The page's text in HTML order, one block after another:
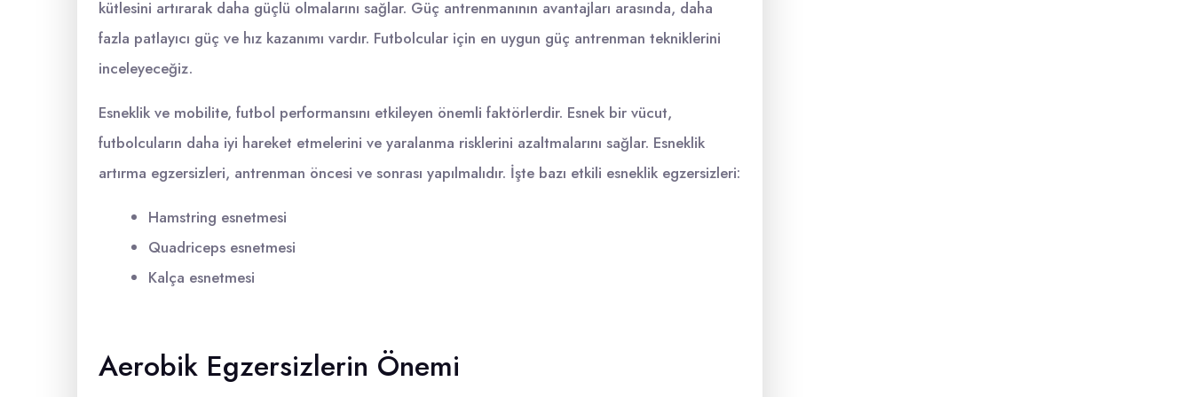
kütlesini artırarak daha güçlü olmalarını sağlar. Güç antrenmanının avantajları arasında, daha
fazla patlayıcı güç ve hız kazanımı vardır. Futbolcular için en uygun güç antrenman tekniklerini
inceleyeceğiz.
Esneklik ve mobilite, futbol performansını etkileyen önemli faktörlerdir. Esnek bir vücut,
futbolcuların daha iyi hareket etmelerini ve yaralanma risklerini azaltmalarını sağlar. Esneklik
artırma egzersizleri, antrenman öncesi ve sonrası yapılmalıdır. İşte bazı etkili esneklik egzersizleri:
Hamstring esnetmesi
Quadriceps esnetmesi
Kalça esnetmesi
Aerobik Egzersizlerin Önemi